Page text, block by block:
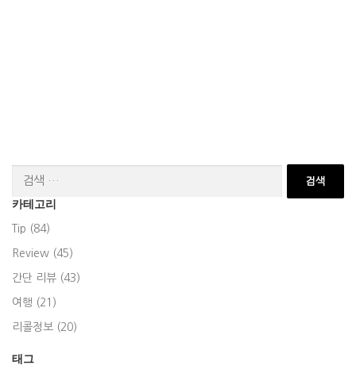
카테고리
Tip (84)
Review (45)
간단 리뷰 (43)
여행 (21)
리콜정보 (20)
태그